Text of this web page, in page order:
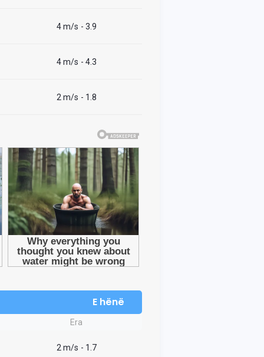
4 m/s - 3.9
4 m/s - 4.3
2 m/s - 1.8
E hënë
Era
2 m/s - 1.7